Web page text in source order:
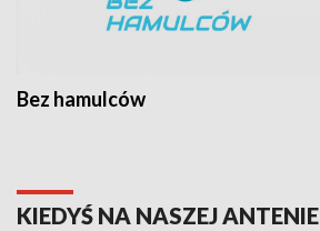
Bez hamulców
KIEDYŚ NA NASZEJ ANTENIE